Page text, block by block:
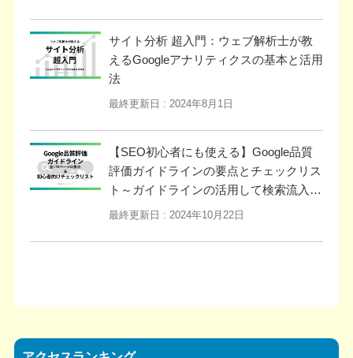
サイト分析 超入門：ウェブ解析士が教
えるGoogleアナリティクスの基本と活用
法
最終更新日 : 2024年8月1日
【SEO初心者にも使える】Google品質
評価ガイドラインの要点とチェックリス
ト～ガイドラインの活用して検索流入を
強化しよう～
最終更新日 : 2024年10月22日